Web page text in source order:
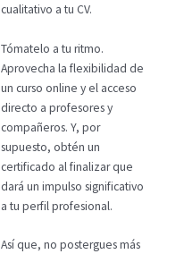
cualitativo a tu CV.
Tómatelo a tu ritmo.
Aprovecha la flexibilidad de
un curso online y el acceso
directo a profesores y
compañeros. Y, por
supuesto, obtén un
certificado al finalizar que
dará un impulso significativo
a tu perfil profesional.
Así que, no postergues más